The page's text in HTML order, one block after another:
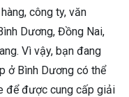
công ty, văn
Dương, Đồng Nai,
Vì vậy, bạn đang
ở Bình Dương có thể
để được cung cấp giải